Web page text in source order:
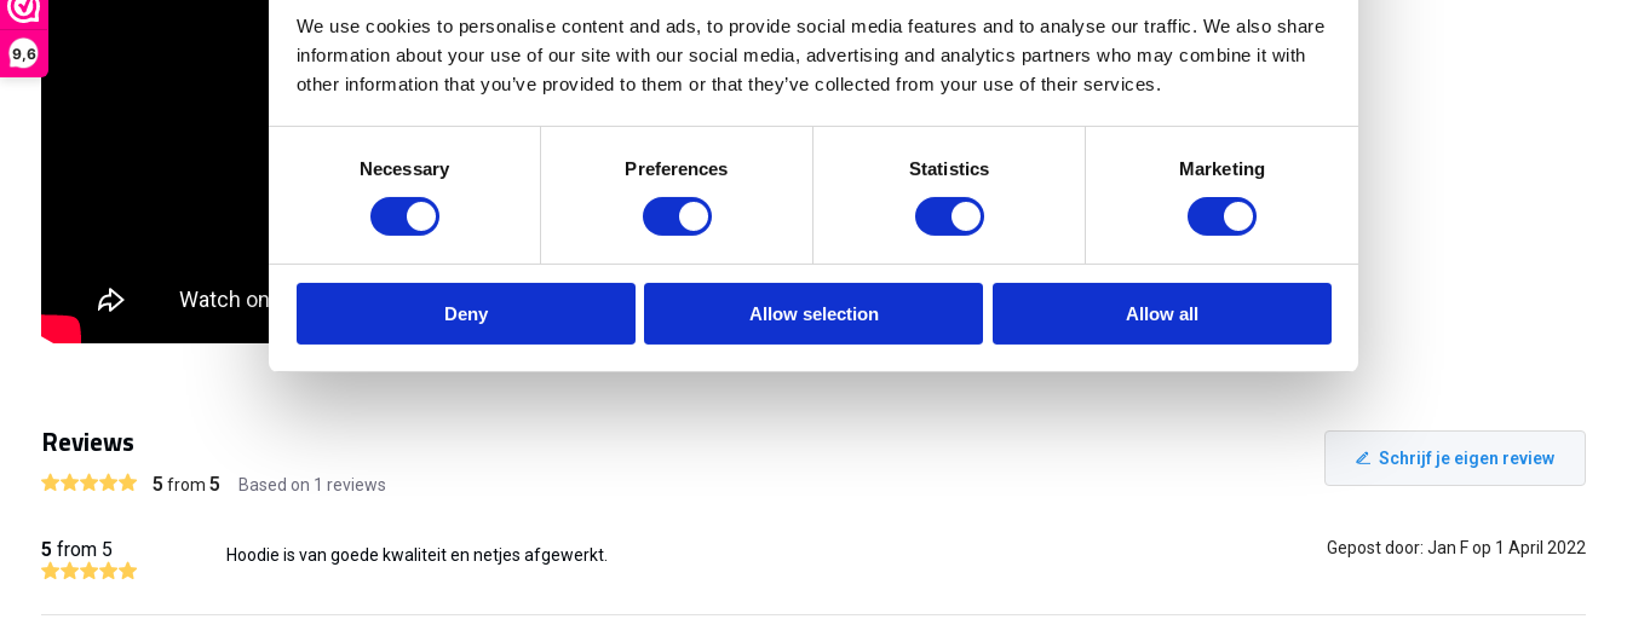
We use cookies to personalise content and ads, to provide social media features and to analyse our traffic. We also share
information about your use of our site with our social media, advertising and analytics partners who may combine it with
other information that you’ve provided to them or that they’ve collected from your use of their services.
Necessary Preferences Statistics Marketing
Deny Allow selection Allow all
9,6
Reviews
5 from 5 Based on 1 reviews
Schrijf je eigen review
5 from 5 Hoodie is van goede kwaliteit en netjes afgewerkt. Gepost door: Jan F op 1 April 2022